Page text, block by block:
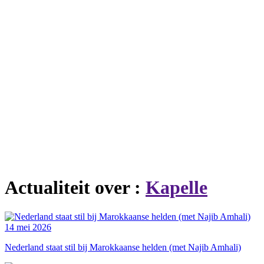
Actualiteit over : Kapelle
14 mei 2026
Nederland staat stil bij Marokkaanse helden (met Najib Amhali)